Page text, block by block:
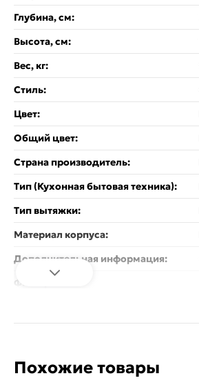
Глубина, см:
Высота, см:
Вес, кг:
Стиль:
Цвет:
Общий цвет:
Страна производитель:
Тип (Кухонная бытовая техника):
Тип вытяжки:
Материал корпуса:
Дополнительная информация:
Фильтр:
Потребляемая мощность:
Похожие товары